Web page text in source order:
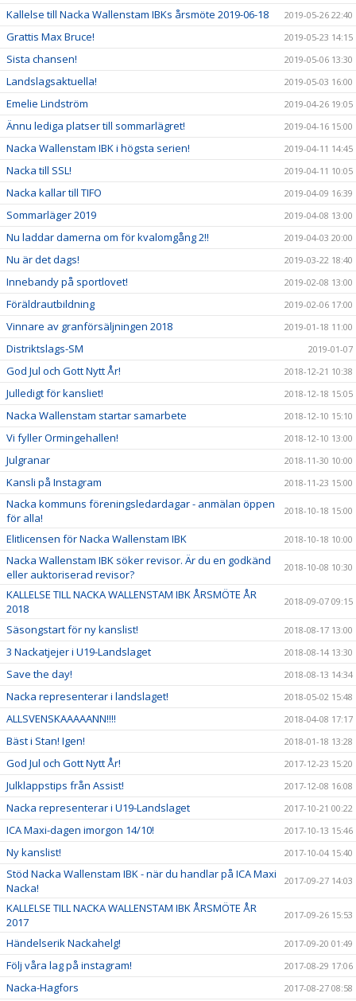
Kallelse till Nacka Wallenstam IBKs årsmöte 2019-06-18 2019-05-26 22:40
Grattis Max Bruce! 2019-05-23 14:15
Sista chansen! 2019-05-06 13:30
Landslagsaktuella! 2019-05-03 16:00
Emelie Lindström 2019-04-26 19:05
Ännu lediga platser till sommarlägret! 2019-04-16 15:00
Nacka Wallenstam IBK i högsta serien! 2019-04-11 14:45
Nacka till SSL! 2019-04-11 10:05
Nacka kallar till TIFO 2019-04-09 16:39
Sommarläger 2019 2019-04-08 13:00
Nu laddar damerna om för kvalomgång 2!! 2019-04-03 20:00
Nu är det dags! 2019-03-22 18:40
Innebandy på sportlovet! 2019-02-08 13:00
Föräldrautbildning 2019-02-06 17:00
Vinnare av granförsäljningen 2018 2019-01-18 11:00
Distriktslags-SM 2019-01-07
God Jul och Gott Nytt År! 2018-12-21 10:38
Julledigt för kansliet! 2018-12-18 15:05
Nacka Wallenstam startar samarbete 2018-12-10 15:10
Vi fyller Ormingehallen! 2018-12-10 13:00
Julgranar 2018-11-30 10:00
Kansli på Instagram 2018-11-23 15:00
Nacka kommuns föreningsledardagar - anmälan öppen
för alla!
2018-10-18 15:00
Elitlicensen för Nacka Wallenstam IBK 2018-10-18 10:00
Nacka Wallenstam IBK söker revisor. Är du en godkänd
eller auktoriserad revisor?
2018-10-08 10:30
KALLELSE TILL NACKA WALLENSTAM IBK ÅRSMÖTE ÅR
2018
2018-09-07 09:15
Säsongstart för ny kanslist! 2018-08-17 13:00
3 Nackatjejer i U19-Landslaget 2018-08-14 13:30
Save the day! 2018-08-13 14:34
Nacka representerar i landslaget! 2018-05-02 15:48
ALLSVENSKAAAAANN!!!! 2018-04-08 17:17
Bäst i Stan! Igen! 2018-01-18 13:28
God Jul och Gott Nytt År! 2017-12-23 15:20
Julklappstips från Assist! 2017-12-08 16:08
Nacka representerar i U19-Landslaget 2017-10-21 00:22
ICA Maxi-dagen imorgon 14/10! 2017-10-13 15:46
Ny kanslist! 2017-10-04 15:40
Stöd Nacka Wallenstam IBK - när du handlar på ICA Maxi
Nacka!
2017-09-27 14:03
KALLELSE TILL NACKA WALLENSTAM IBK ÅRSMÖTE ÅR
2017
2017-09-26 15:53
Händelserik Nackahelg! 2017-09-20 01:49
Följ våra lag på instagram! 2017-08-29 17:06
Nacka-Hagfors 2017-08-27 08:58